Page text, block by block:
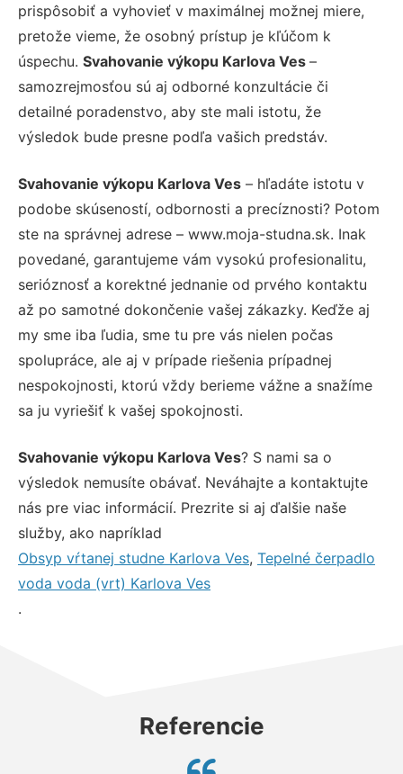
prispôsobiť a vyhovieť v maximálnej možnej miere,
pretože vieme, že osobný prístup je kľúčom k
úspechu. Svahovanie výkopu Karlova Ves –
samozrejmosťou sú aj odborné konzultácie či
detailné poradenstvo, aby ste mali istotu, že
výsledok bude presne podľa vašich predstáv.
Svahovanie výkopu Karlova Ves – hľadáte istotu v
podobe skúseností, odbornosti a precíznosti? Potom
ste na správnej adrese – www.moja-studna.sk. Inak
povedané, garantujeme vám vysokú profesionalitu,
serióznosť a korektné jednanie od prvého kontaktu
až po samotné dokončenie vašej zákazky. Keďže aj
my sme iba ľudia, sme tu pre vás nielen počas
spolupráce, ale aj v prípade riešenia prípadnej
nespokojnosti, ktorú vždy berieme vážne a snažíme
sa ju vyriešiť k vašej spokojnosti.
Svahovanie výkopu Karlova Ves? S nami sa o
výsledok nemusíte obávať. Neváhajte a kontaktujte
nás pre viac informácií. Prezrite si aj ďalšie naše
služby, ako napríklad
Obsyp vŕtanej studne Karlova Ves, Tepelné čerpadlo
voda voda (vrt) Karlova Ves
.
Referencie